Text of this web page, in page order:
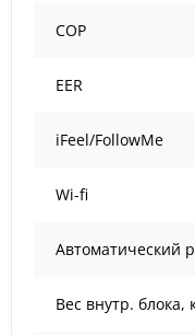
COP
EER
iFeel/FollowMe
Wi-fi
Автоматический
Вес внутр. блока,